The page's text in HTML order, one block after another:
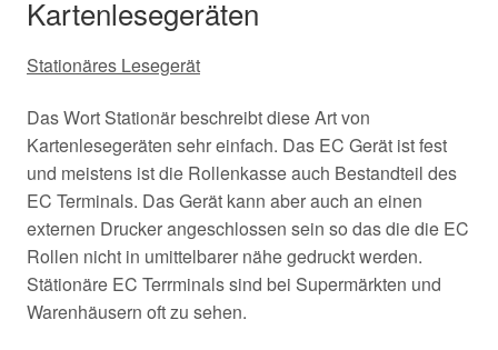
Kartenlesegeräten
Stationäres Lesegerät
Das Wort Stationär beschreibt diese Art von
Kartenlesegeräten sehr einfach. Das EC Gerät ist fest
und meistens ist die Rollenkasse auch Bestandteil des
EC Terminals. Das Gerät kann aber auch an einen
externen Drucker angeschlossen sein so das die die EC
Rollen nicht in umittelbarer nähe gedruckt werden.
Stätionäre EC Terrminals sind bei Supermärkten und
Warenhäusern oft zu sehen.